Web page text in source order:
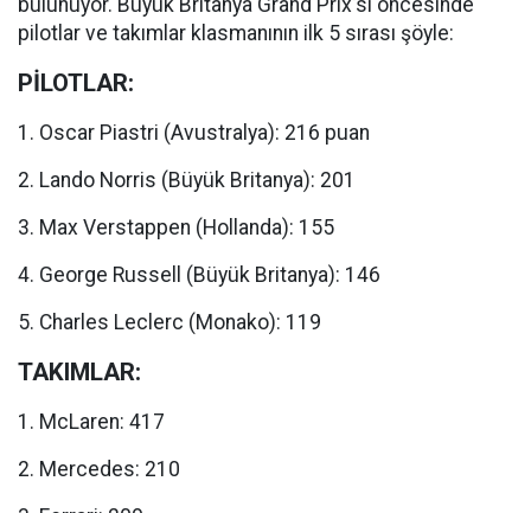
bulunuyor. Büyük Britanya Grand Prix'si öncesinde
pilotlar ve takımlar klasmanının ilk 5 sırası şöyle:
PİLOTLAR:
1. Oscar Piastri (Avustralya): 216 puan
2. Lando Norris (Büyük Britanya): 201
3. Max Verstappen (Hollanda): 155
4. George Russell (Büyük Britanya): 146
5. Charles Leclerc (Monako): 119
TAKIMLAR:
1. McLaren: 417
2. Mercedes: 210